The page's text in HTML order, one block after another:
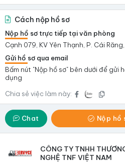
Cách nộp hồ sơ
Nộp hồ sơ trực tiếp tại văn phòng
Cạnh 079, KV Yên Thạnh, P. Cái
Gửi hồ sơ qua email
Bấm nút "Nộp hồ sơ" bên dưới để gửi
dụng
Chia sẻ việc làm này:
Chat Nộp hồ
CÔNG TY TNHH
NGHỆ TNF VIỆT NAM